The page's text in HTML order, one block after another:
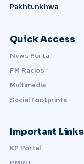
Pakhtunkhwa
Quick Access
News Portal
FM Radios
Multimedia
Social Footprints
Important Links
KP Portal